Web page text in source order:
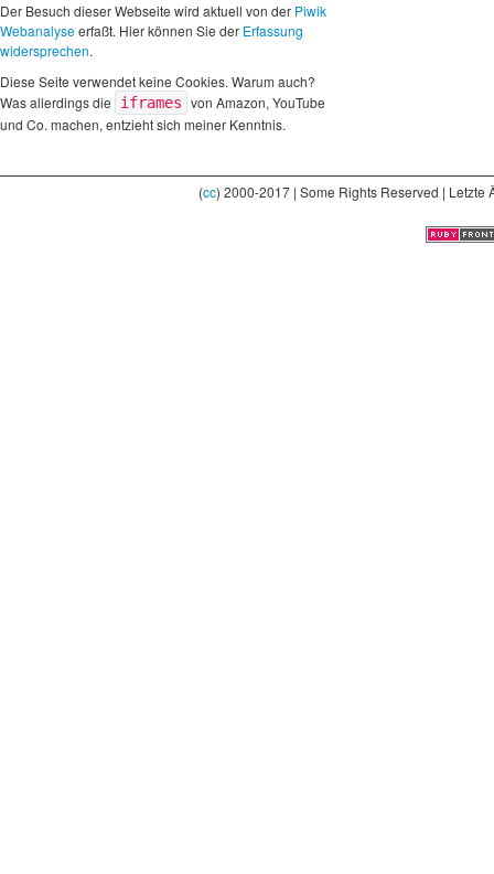
Der Besuch dieser Webseite wird aktuell von der Piwik
Webanalyseerfaßt. Hier können Sie der Erfassung
widersprechen.
Diese Seite verwendet keine Cookies. Warum auch?
Was allerdings die
iframes von Amazon, YouTube
und Co. machen, entzieht sich meiner Kenntnis.
(cc) 2000-2017 | Some Rights Reserved |